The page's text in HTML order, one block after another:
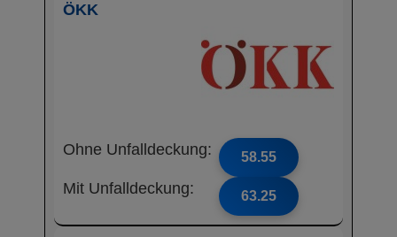
ÖKK
Ohne Unfalldeckung: 58.55
Mit Unfalldeckung: 63.25